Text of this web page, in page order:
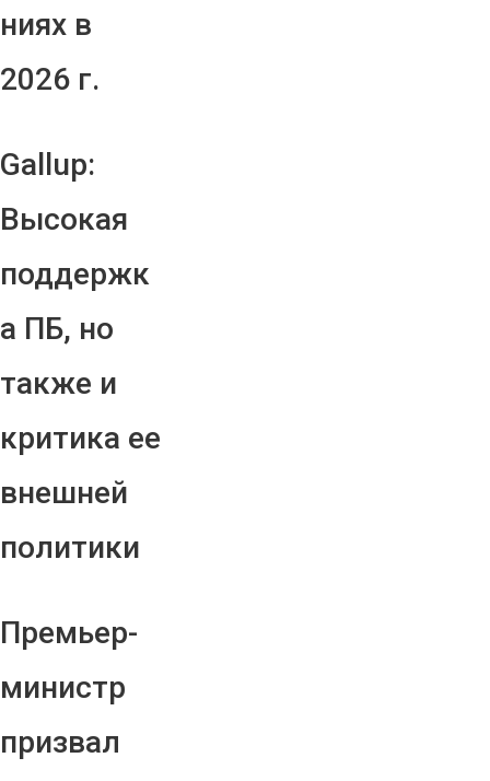
ниях в
2026 г.
Gallup:
Высокая
поддержк
а ПБ, но
также и
критика ее
внешней
политики
Премьер-
министр
призвал